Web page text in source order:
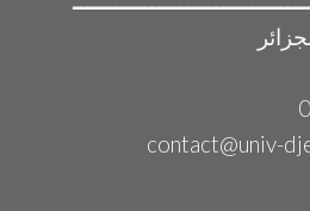
contact@univ-